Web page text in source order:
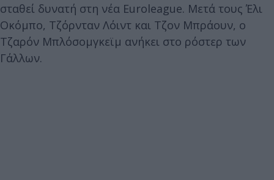
σταθεί δυνατή στη νέα Euroleague. Μετά τους Έλι
Οκόμπο, Τζόρνταν Λόιντ και Τζον Μπράουν, ο
Τζαρόν Μπλόσομγκεϊμ ανήκει στο ρόστερ των
Γάλλων.